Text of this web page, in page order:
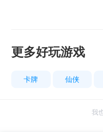
更多好玩游戏
卡牌 仙侠
我